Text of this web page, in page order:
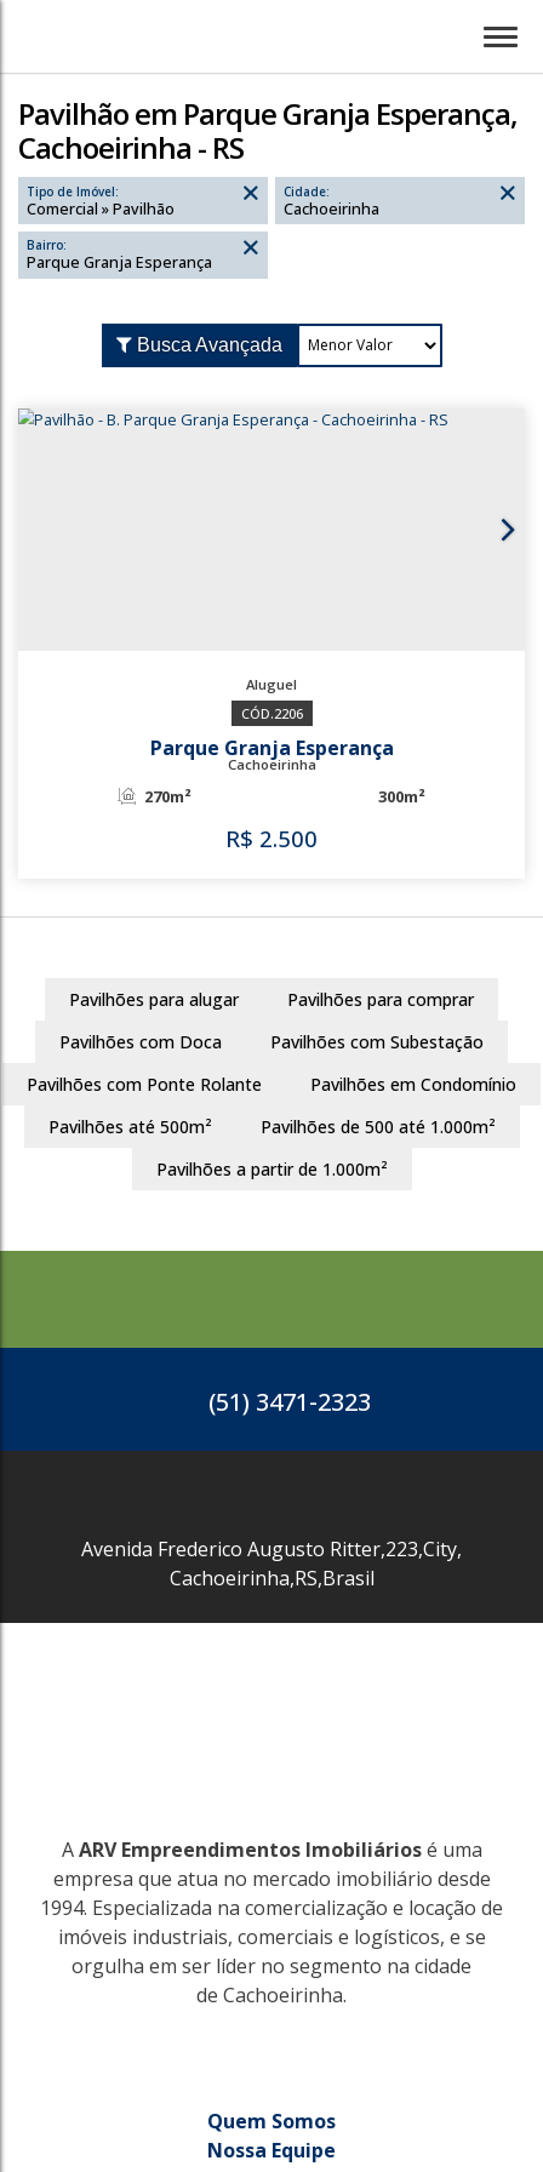
Pavilhão em Parque Granja Esperança,
Cachoeirinha - RS
Tipo de Imóvel:
Comercial » Pavilhão
Cidade:
Cachoeirinha
Bairro:
Busca Avançada
R$2.500
270m² 300m²
Pavilhões para alugar
Pavilhões para comprar
Pavilhões com Doca
Pavilhões com Subestação
Pavilhões com Ponte Rolante
Pavilhões em Condomínio
Pavilhões até 500m²
Pavilhões de 500 até 1.000m²
Pavilhões a partir de 1.000m²
(51) 3471-2323
Avenida Frederico Augusto Ritter,223,City,
Cachoeirinha,RS,Brasil
AARV Empreendimentos Imobiliáriosé uma
empresa que atua no mercado imobiliário desde
1994. Especializada na comercialização e locação de
imóveis industriais, comerciais e logísticos, e se
orgulha em ser líder no segmento na cidade
de Cachoeirinha.
Quem Somos
Nossa Equipe